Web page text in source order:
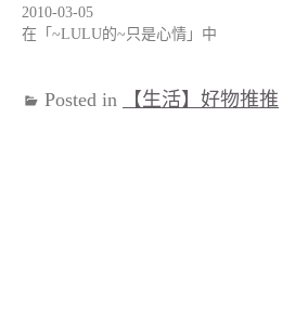
2010-03-05
在「~LULU的~只是心情」中
Posted in 【生活】好物推推